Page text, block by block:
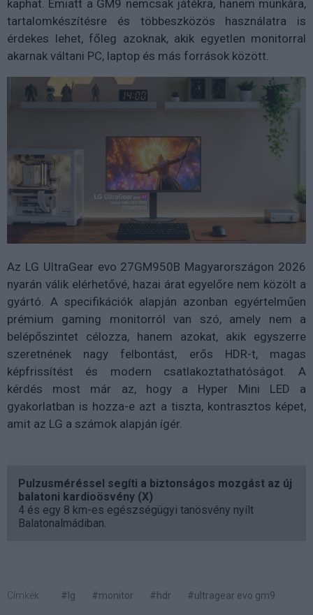
kaphat. Emiatt a GM9 nemcsak játékra, hanem munkára,
tartalomkészítésre és többeszközös használatra is
érdekes lehet, főleg azoknak, akik egyetlen monitorral
akarnak váltani PC, laptop és más források között.
Az LG UltraGear evo 27GM950B Magyarországon 2026
nyarán válik elérhetővé, hazai árat egyelőre nem közölt a
gyártó. A specifikációk alapján azonban egyértelműen
prémium gaming monitorról van szó, amely nem a
belépőszintet célozza, hanem azokat, akik egyszerre
szeretnének nagy felbontást, erős HDR-t, magas
képfrissítést és modern csatlakoztathatóságot. A
kérdés most már az, hogy a Hyper Mini LED a
gyakorlatban is hozza-e azt a tiszta, kontrasztos képet,
amit az LG a számok alapján ígér.
Pulzusméréssel segíti a biztonságos mozgást az új
balatoni kardioösvény (X)
4 és egy 8 km-es egészségügyi tanösvény nyílt
Balatonalmádiban.
Címkék: #lg #monitor #hdr #ultragear evo gm9